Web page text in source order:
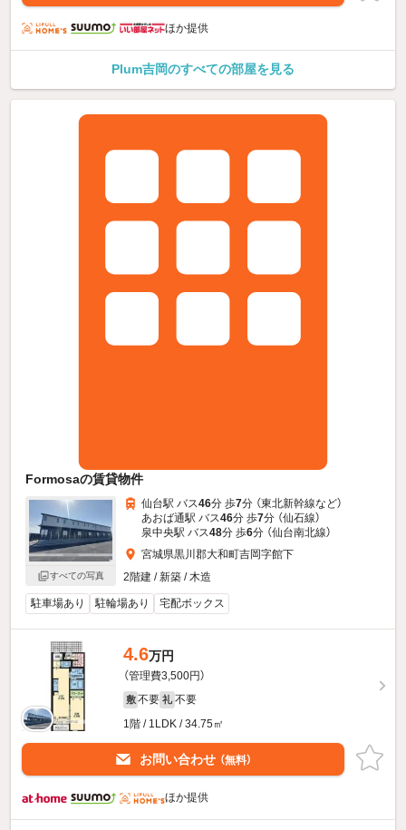
ほか提供
Plum吉岡のすべての部屋を見る
Formosaの賃貸物件
すべての写真
仙台駅 バス46分 歩7分 （東北新幹線など）
あおば通駅 バス46分 歩7分 （仙石線）
泉中央駅 バス48分 歩6分 （仙台南北線）
宮城県黒川郡大和町吉岡字館下
2階建 / 新築 / 木造
駐車場あり 駐輪場あり 宅配ボックス
4.6万円
（管理費3,500円）
敷 不要 礼 不要
1階 / 1LDK / 34.75㎡
お問い合わせ （無料）
ほか提供